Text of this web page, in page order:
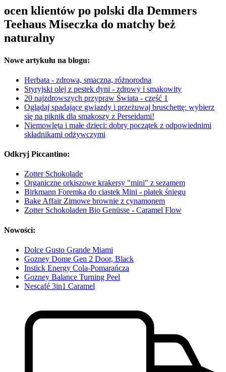
ocen klientów po polski dla Demmers
Teehaus Miseczka do matchy beż
naturalny
Nowe artykułu na blogu:
Herbata - zdrowa, smaczna, różnorodna
Styryjski olej z pestek dyni - zdrowy i smakowity
20 najzdrowszych przypraw Świata - część 1
Oglądaj spadające gwiazdy i przeżuwaj bruschettę: wybierz
się na piknik dla smakoszy z Perseidami!
Niemowlęta i małe dzieci: dobry początek z odpowiednimi
składnikami odżywczymi
Odkryj Piccantino:
Zotter Schokolade
Organiczne orkiszowe krakersy "mini" z sezamem
Birkmann Foremka do ciastek Mini - płatek śniegu
Bake Affair Zimowe brownie z cynamonem
Zotter Schokoladen Bio Genüsse - Caramel Flow
Nowości:
Dolce Gusto Grande Miami
Gozney Dome Gen 2 Door, Black
Instick Energy Cola-Pomarańcza
Gozney Balance Turning Peel
Nescafé 3in1 Caramel